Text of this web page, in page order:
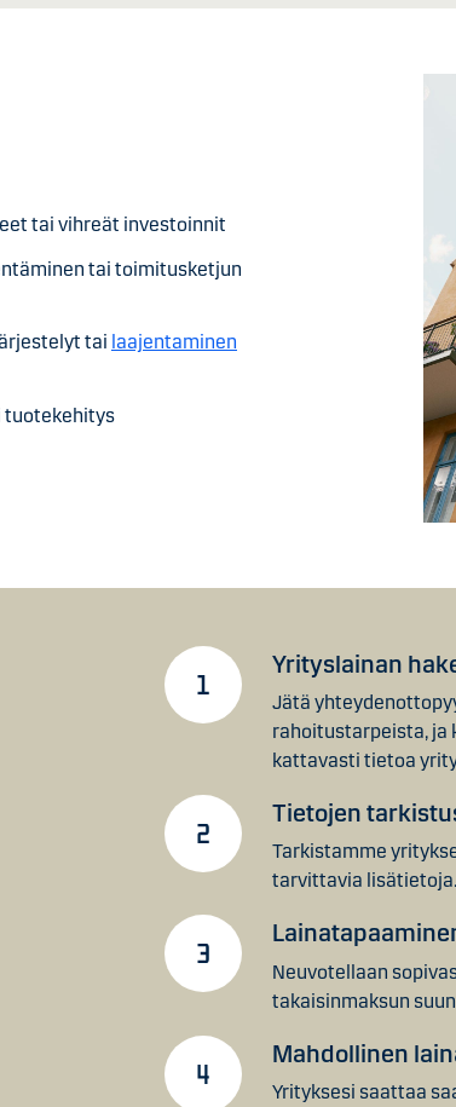
tai vihreät investoinnit
tai toimitusketjun
tai laajentaminen
tuotekehitys
Yrityslainan
Jätä
rahoitustarpeista, ja
kattavasti tietoa
Tietojen
Tarkistamme
tarvittavia lisätietoja.
Neuvotellaan
takaisinmaksun
Mahdollinen
Yrityksesi saattaa